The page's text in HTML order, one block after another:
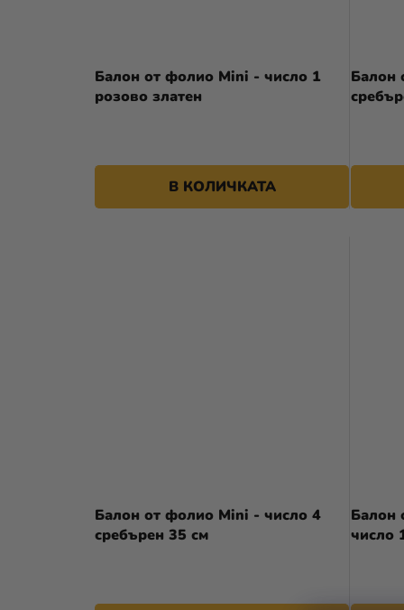
Балон от фолио Mini - число 1
розово златен
В КОЛИЧКАТА
Балон
Балон от фолио Mini - число 4
сребърен 35 см
Балон
число